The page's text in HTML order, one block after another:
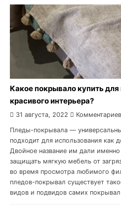
Какое покрывало купить
красивого интерьера?
31 августа, 2022
Пледы-покрывала —
подходит для использования как
Двойное название им дали
защищать мягкую мебель от
во время просмотра любимого
пледов-покрывал существует
видов и подвидов самих